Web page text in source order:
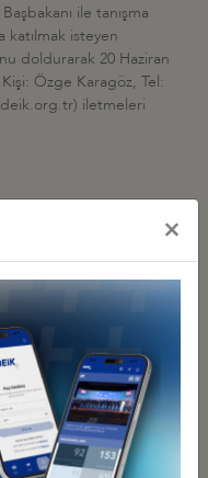
ile tanışma
katılmak isteyen
doldurarak 20 Haziran
Özge Karagöz, Tel:
iletmeleri
×